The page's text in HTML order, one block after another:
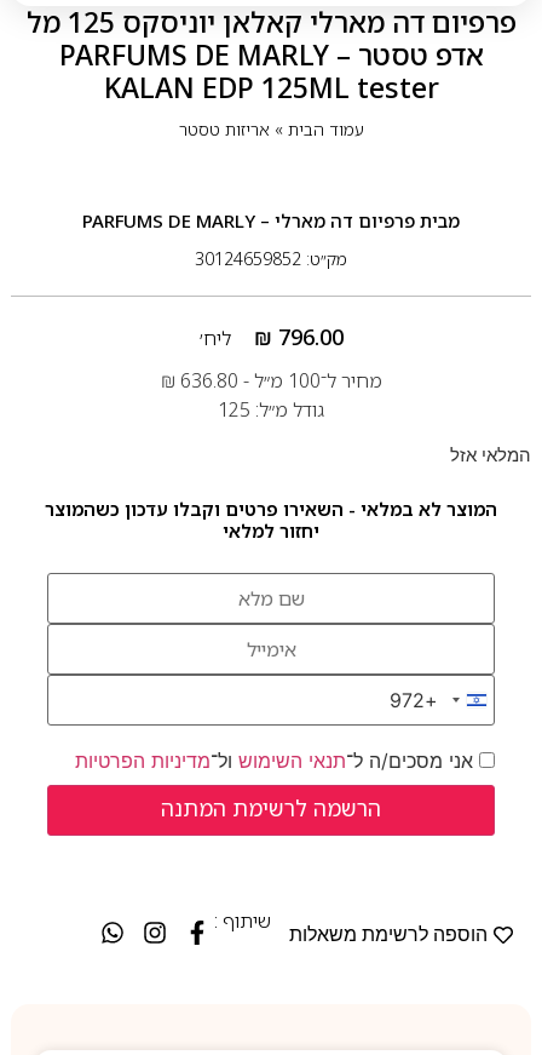
פרפיום דה מארלי קאלאן יוניסקס 125 מל
אדפ טסטר – PARFUMS DE MARLY
KALAN EDP 125ML tester
עמוד הבית» אריזות טסטר
מבית פרפיום דה מארלי – PARFUMS DE MARLY
מק״ט: 30124659852
₪ 796.00
ליח׳
מחיר ל־100 מ״ל -
₪ 636.80
גודל מ״ל: 125
המלאי אזל
המוצר לא במלאי - השאירו פרטים וקבלו עדכון כשהמוצר
יחזור למלאי
Israel +972
+972
אני מסכים/ה ל־תנאי השימושול־מדיניות הפרטיות
הוספה לרשימת משאלות
שיתוף :